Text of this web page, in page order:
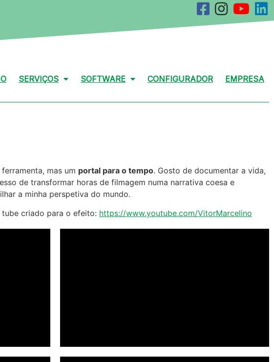
SERVIÇOS SOFTWARE CONFIGURADOR EMPRESA
mas um portal para o tempo. Gosto de documentar a vida,
de transformar horas de filmagem numa narrativa coesa e
a minha perspetiva do mundo.
criado para o efeito: https://www.youtube.com/VitorMarcelino